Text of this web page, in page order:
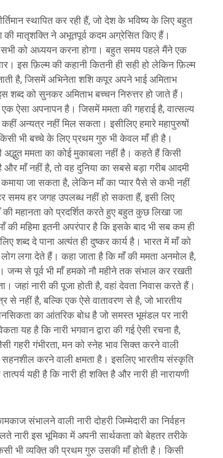
स्थापित कर रही हैं, जो देश के भविष्य के लिए बहुत
मातृशक्ति ने अभूतपूर्व कदम अग्रेसित किए हैं।
को अध्ययन करना होगा। बहुत समय पहले मैंने एक
इस फ़िल्म की कहानी कितनी ही सही हो लेकिन फ़िल्म
है, जिसमें अभिनेता शशि कपूर अपने भाई अमिताभ
को सुनकर अमिताभ बच्चन निरुत्तर हो जाते हैं।
ऐसा अपनापन है। जिसमें ममता की गहराई है, वात्सल्य
अन्यत्र नहीं मिल सकता। इसीलिए हमारे महापुरुषों
किसी भी बच्चे के लिए प्रथम गुरु भी केवल माँ ही है।
ममता का कोई मुकाबला नहीं है। कहते हैं किसी
और माँ नहीं है, तो वह दुनिया का सबसे बड़ा गरीब आदमी
जा सकता है, लेकिन माँ का प्यार पैसे से कभी नहीं
समय हर जगह उपलब्ध नहीं हो सकता हैं, इसी लिए
की महानता को प्रदर्शित करते हुए बहुत कुछ लिखा जा
की महिमा इतनी अपरंपार है कि इसके बाद भी सब कम ही
शब्द दे पाना अत्यंत ही दुष्कर कार्य है। भारत में माँ को
लगा देते हैं। कहा जाता है कि माँ की ममता अनमोल है,
से पूर्व भी माँ हमको नौ महीने तक संभाल कर रखती
जहां नारी की पूजा होती है, वहां देवता निवास करते हैं।
से नहीं है, बल्कि एक ऐसे वातावरण से है, जो भारतीय
का आंतरिक बोध है जो समस्त भूमंडल पर नारी
यह है कि नारी भगवान द्वारा की गई ऐसी रचना है,
गहरी गंभीरता, मन को स्नेह भाव सिक्त करने वाली
करने वाली क्षमता है। इसलिए भारतीय संस्कृति
यही है कि नारी ही शक्ति है और नारी ही नारायणी
संभालने वाली नारी दोहरी जिम्मेदारी का निर्वहन
इस भूमिका में अपनी सार्थकता को बेहतर तरीके
भी व्यक्ति की प्रथम गुरु उसकी माँ होती है। किसी